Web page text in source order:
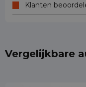
Klanten
Vergelijkbare